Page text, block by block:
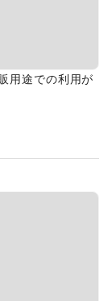
用途での利用が